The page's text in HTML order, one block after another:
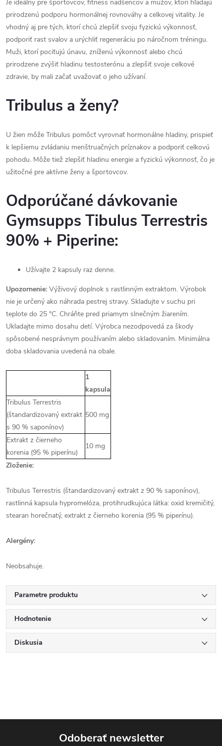
Je ideálny pre športovcov, fitness nadšencov a mužov, ktorí hľadajú
prirodzenú podporu hormonálnej rovnováhy a celkovej vitality. Je
vhodný aj pre tých, ktorí chcú zlepšiť svoju fyzickú výkonnosť,
podporiť rast svalov a urýchliť regeneráciu po náročnom tréningu.
Muži, ktorí pociťujú únavu, zníženú výkonnosť alebo chcú
prirodzene zvýšiť hladinu testosterónu a zlepšiť svoje celkové
zdravie, by mali začať uvažovať o jeho užívaní.
Tribulus a ženy?
U žien môže Tribulus pomôcť vyrovnať hormonálne hladiny, prispieť
k lepšiemu zvládaniu menštruačných príznakov a podporiť celkovú
pohodu. Môže tiež zlepšiť hladinu energie a fyzickú výkonnosť, čo je
užitočné pre aktívne ženy a športovcov.
Odporúčané dávkovanie
Gymsupps Tibulus Terrestris
90% + Piperine:
Užívajte 2 kapsuly raz denne.
Upozornenie: Výživový doplnok s rastlinným extraktom. Výrobok
nie je určený ako náhrada pestrej stravy. Skladujte v suchu pri
teplote do 25 °C. Chráňte pred priamym slnečným žiarením.
Ukladajte mimo dosahu detí. Výrobca nezodpovedá za škody
spôsobené nesprávnym používaním alebo skladovaním. Minimálna
doba skladovania uvedená na obale.
1
kapsula
Tribulus Terrestris
(štandardizovaný extrakt
s 90 % saponínov)
500 mg
Extrakt z čierneho
korenia (95 % piperínu)
10 mg
Zloženie:
Tribulus Terrestris (štandardizovaný extrakt z 90 % saponínov),
rastlinná kapsula hypromelóza, protihrudkujúca látka: oxid kremičitý,
stearan horečnatý, extrakt z čierneho korenia (95 % piperínu).
Alergény:
Neobsahuje.
Parametre produktu
Hodnotenie
Diskusia
Odoberať newsletter